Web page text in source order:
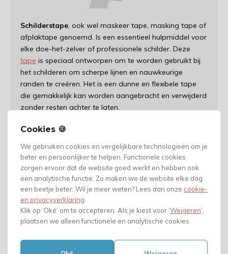
Cookies 🍪
We gebruiken cookies en vergelijkbare technologieën om je
beter en persoonlijker te helpen. Functionele cookies
zorgen ervoor dat de website goed werkt en hebben ook
een analytische functie. Zo maken we de website elke dag
een beetje beter. Wil je meer weten? Lees dan onze cookie-
en privacyverklaring
Klik op ‘Oké’ om te accepteren. Als je kiest voor ‘Weigeren’,
plaatsen we alleen functionele en analytische cookies.
Schilderstape, ook wel maskeer tape, masking tape of
afplaktape genoemd. Is een essentieel hulpmiddel voor
elke doe-het-zelver of professionele schilder. Deze
tape is speciaal ontworpen om te worden gebruikt bij
het schilderen om scherpe lijnen en nauwkeurige
randen te creëren. Het is een dunne en flexibele tape
die gemakkelijk kan worden aangebracht en verwijderd
zonder resten achter te laten.
Verschillende soorten masking
tape
Maskeer tape is verkrijgbaar in verschillende breedtes
en materialen. De meest gebruikte variant is de
papieren tape, die geschikt is voor gebruik op gladde
oppervlakken zoals muren en plafonds. De afplaktape
is geschikt voor zowel binnen als buiten en zijn deels uv
verschillende breedtes. Zodat je voor iedere situatie de